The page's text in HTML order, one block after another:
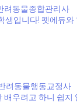
려동물종합관리사
생입니다! 펫에듀
려동물행동교정사
우려고 하니 쉽